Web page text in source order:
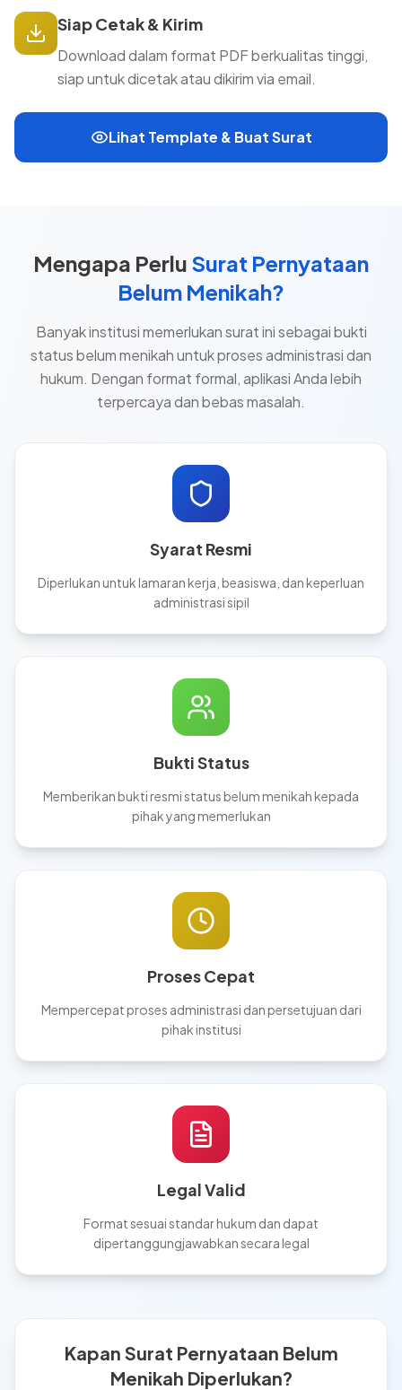
Siap Cetak & Kirim
Download dalam format PDF berkualitas tinggi,
siap untuk dicetak atau dikirim via email.
Lihat Template & Buat Surat
Mengapa Perlu Surat Pernyataan
Belum Menikah?
Banyak institusi memerlukan surat ini sebagai bukti
status belum menikah untuk proses administrasi dan
hukum. Dengan format formal, aplikasi Anda lebih
terpercaya dan bebas masalah.
Syarat Resmi
Diperlukan untuk lamaran kerja, beasiswa, dan keperluan
administrasi sipil
Bukti Status
Memberikan bukti resmi status belum menikah kepada
pihak yang memerlukan
Proses Cepat
Mempercepat proses administrasi dan persetujuan dari
pihak institusi
Legal Valid
Format sesuai standar hukum dan dapat
dipertanggungjawabkan secara legal
Kapan Surat Pernyataan Belum
Menikah Diperlukan?